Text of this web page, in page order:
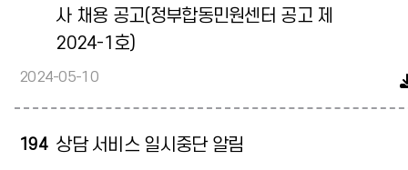
사 채용 공고(정부합동민원센터 공고 제
2024-1호)
2024-05-10
194 상담 서비스 일시중단 알림